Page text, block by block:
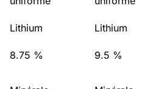
Lithium Lithium
8.75 % 9.5 %